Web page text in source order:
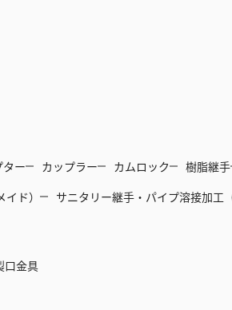
ター カップラー カムロック 樹脂継手
イド）
サニタリー継手・パイプ溶接加工
口金具